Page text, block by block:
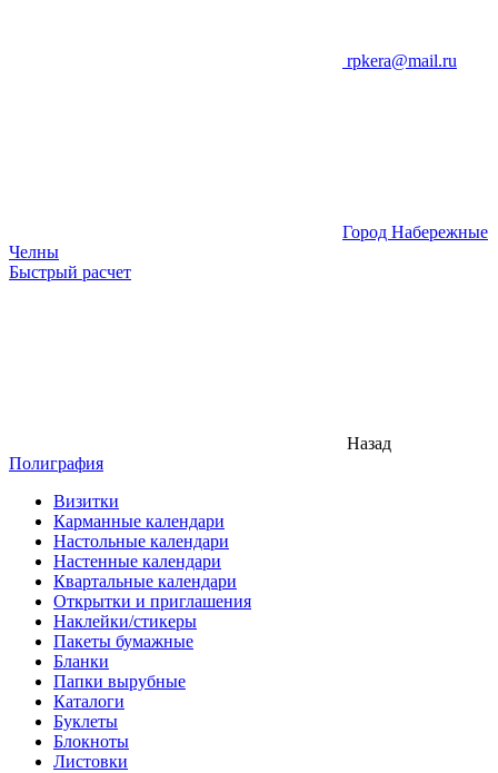
rpkera@mail.ru
Город Набережные
Челны
Быстрый расчет
Назад
Полиграфия
Визитки
Карманные календари
Настольные календари
Настенные календари
Квартальные календари
Открытки и приглашения
Наклейки/стикеры
Пакеты бумажные
Бланки
Папки вырубные
Каталоги
Буклеты
Блокноты
Листовки